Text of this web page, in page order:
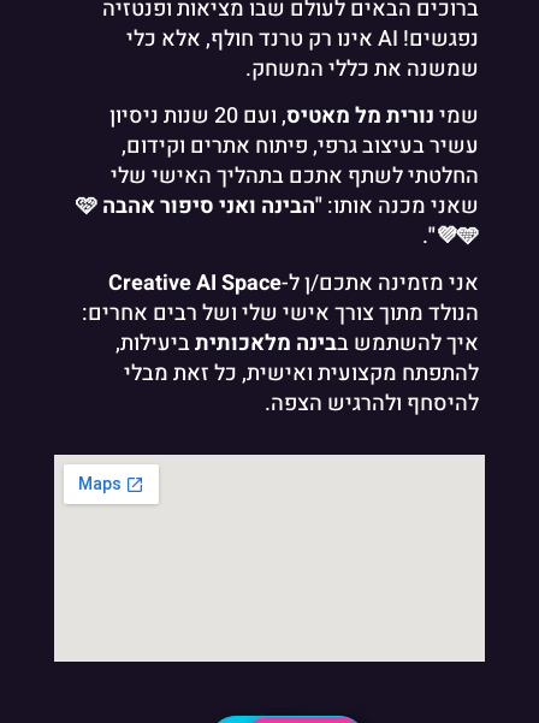
ברוכים הבאים לעולם שבו מציאות ופנטזיה
נפגשים! AI אינו רק טרנד חולף, אלא כלי
שמשנה את כללי המשחק.
שמינורית מל מאטיס
, ועם 20 שנות ניסיון
עשיר בעיצוב גרפי, פיתוח אתרים וקידום,
החלטתי לשתף אתכם בתהליך האישי שלי
שאני מכנה אותו:
"הבינה ואני סיפור אהבה 🩷
💜🩵"
.
אני מזמינה אתכם/ן ל-Creative AI Space
הנולד מתוך צורך אישי שלי ושל רבים אחרים:
איך להשתמש בבינה מלאכותיתביעילות,
להתפתח מקצועית ואישית, כל זאת מבלי
להיסחף ולהרגיש הצפה.